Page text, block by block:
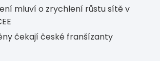
mluví o zrychlení růstu sítě v
čekají české franšízanty